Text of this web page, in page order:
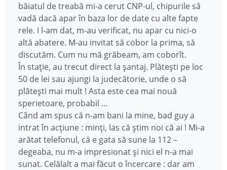
băiatul de treabă mi-a cerut CNP-ul, chipurile să
vadă dacă apar în baza lor de date cu alte fapte
rele. I l-am dat, m-au verificat, nu apar cu nici-o
altă abatere. M-au invitat să cobor la prima, să
discutăm. Cum nu mă grăbeam, am coborît.
În stație, au trecut direct la șantaj. Plătești pe loc
50 de lei sau ajungi la judecătorie, unde o să
plătești mai mult ! Asta este cea mai nouă
sperietoare, probabil …
Când am spus că n-am bani la mine, bad guy a
intrat în acțiune : minți, las că știm noi că ai ! Mi-a
arătat telefonul, că e gata să sune la 112 –
degeaba, nu m-a impresionat și nici el n-a mai
sunat. Celălalt a mai făcut o încercare : dar am